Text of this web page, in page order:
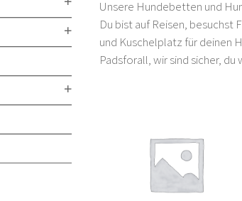
Unsere Hundebetten und
Du bist auf Reisen, besuchst
und Kuschelplatz für deinen
Padsforall, wir sind sicher,